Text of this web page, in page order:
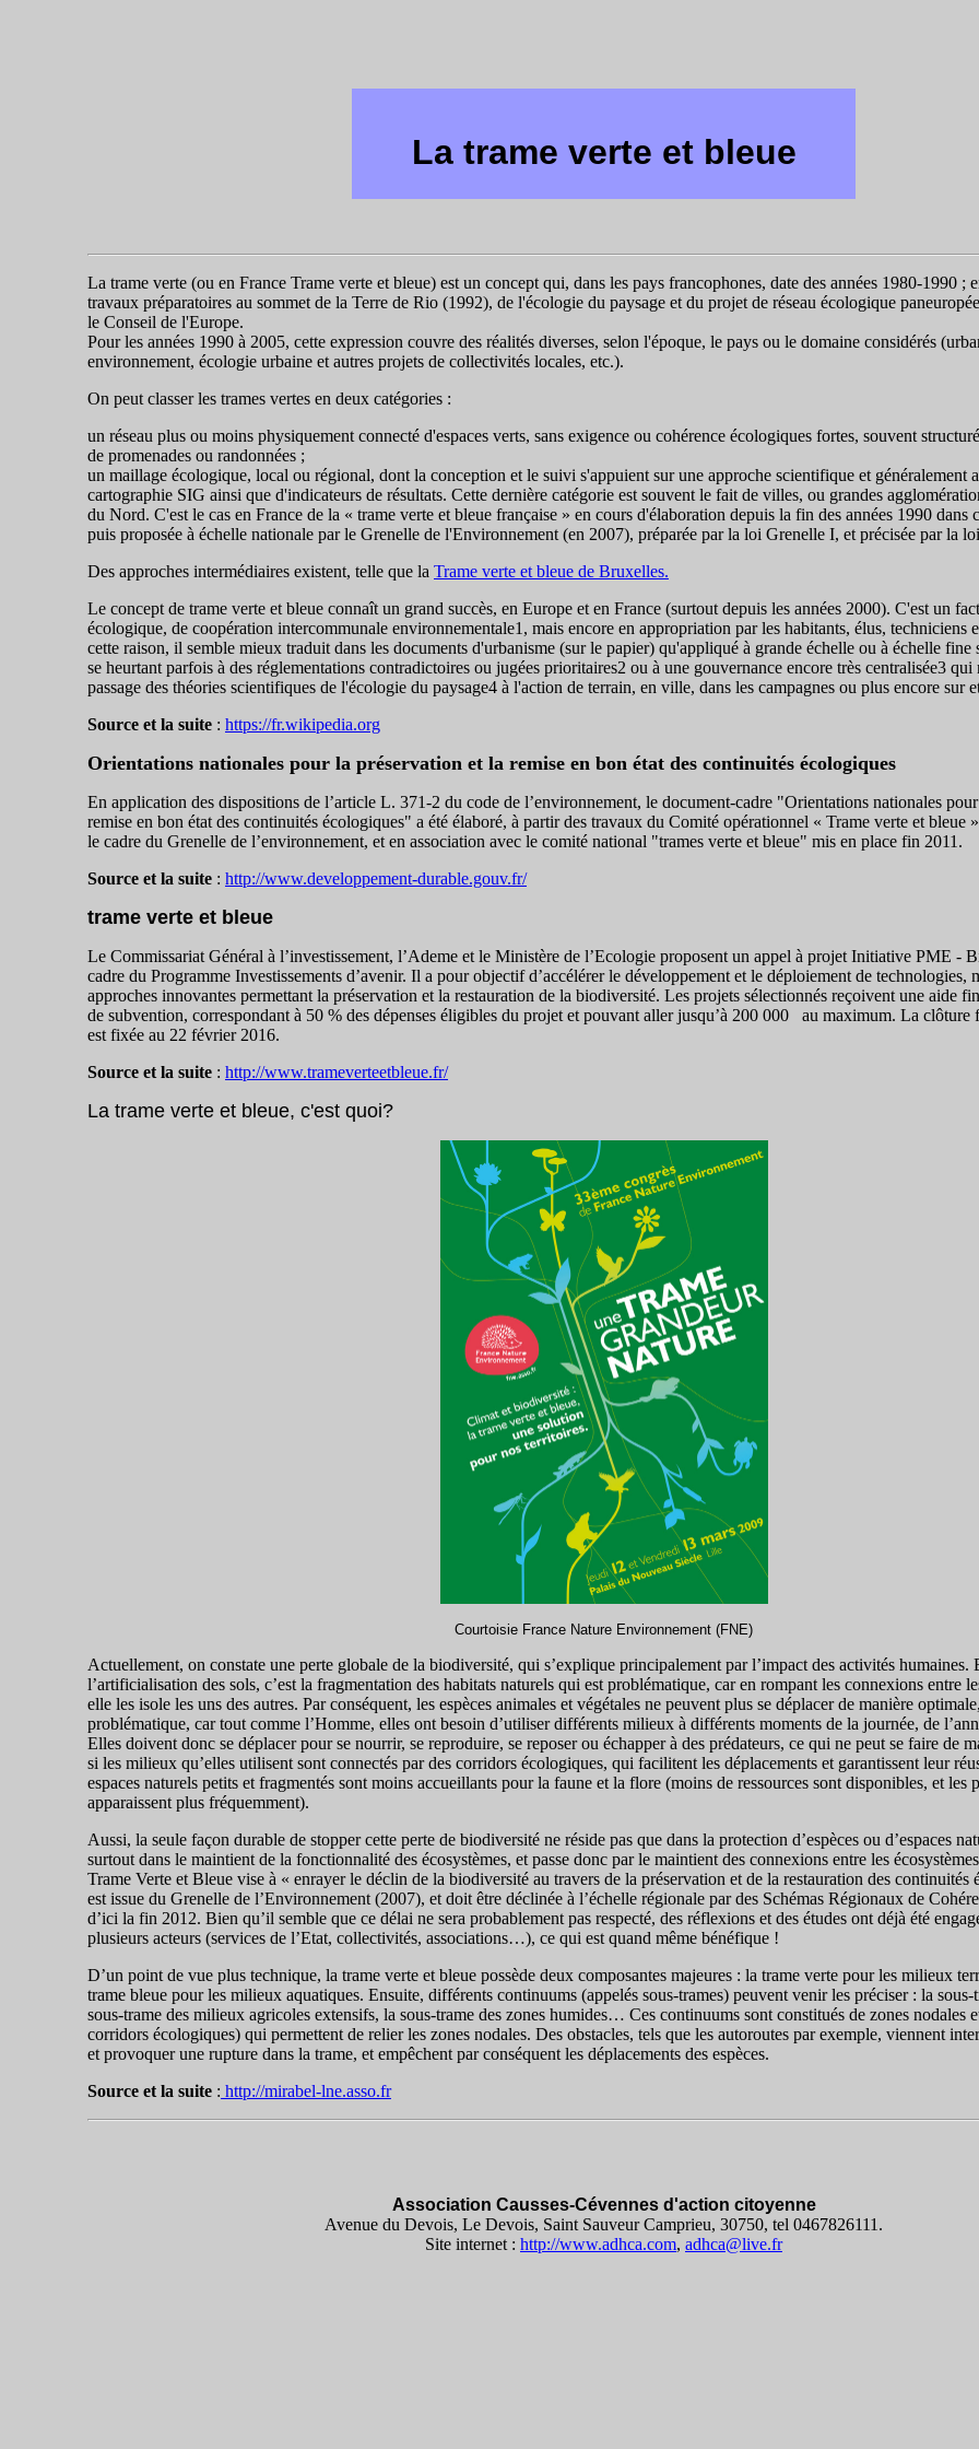
La trame verte et bleue
La trame verte (ou en France Trame verte et bleue) est un concept qui, dans les pays francophones, date des années 1980-1990 ;
travaux préparatoires au sommet de la Terre de Rio (1992), de l'écologie du paysage et du projet de réseau écologique
le Conseil de l'Europe.
Pour les années 1990 à 2005, cette expression couvre des réalités diverses, selon l'époque, le pays ou le domaine considérés
environnement, écologie urbaine et autres projets de collectivités locales, etc.).
On peut classer les trames vertes en deux catégories :
un réseau plus ou moins physiquement connecté d'espaces verts, sans exigence ou cohérence écologiques fortes, souvent
de promenades ou randonnées ;
un maillage écologique, local ou régional, dont la conception et le suivi s'appuient sur une approche scientifique et généralement
cartographie SIG ainsi que d'indicateurs de résultats. Cette dernière catégorie est souvent le fait de villes, ou grandes
du Nord. C'est le cas en France de la « trame verte et bleue française » en cours d'élaboration depuis la fin des années 1990 dans
puis proposée à échelle nationale par le Grenelle de l'Environnement (en 2007), préparée par la loi Grenelle I, et précisée par la
Des approches intermédiaires existent, telle que la Trame verte et bleue de Bruxelles.
Le concept de trame verte et bleue connaît un grand succès, en Europe et en France (surtout depuis les années 2000). C'est un
écologique, de coopération intercommunale environnementale1, mais encore en appropriation par les habitants, élus, techniciens
cette raison, il semble mieux traduit dans les documents d'urbanisme (sur le papier) qu'appliqué à grande échelle ou à échelle fine
se heurtant parfois à des réglementations contradictoires ou jugées prioritaires2 ou à une gouvernance encore très centralisée3
passage des théories scientifiques de l'écologie du paysage4 à l'action de terrain, en ville, dans les campagnes ou plus encore sur
Source et la suite : https://fr.wikipedia.org
Orientations nationales pour la préservation et la remise en bon état des continuités écologiques
En application des dispositions de l’article L. 371-2 du code de l’environnement, le document-cadre "Orientations nationales
remise en bon état des continuités écologiques" a été élaboré, à partir des travaux du Comité opérationnel « Trame verte et bleue
le cadre du Grenelle de l’environnement, et en association avec le comité national "trames verte et bleue" mis en place fin 2011.
Source et la suite : http://www.developpement-durable.gouv.fr/
trame verte et bleue
Le Commissariat Général à l’investissement, l’Ademe et le Ministère de l’Ecologie proposent un appel à projet Initiative PME -
cadre du Programme Investissements d’avenir. Il a pour objectif d’accélérer le développement et le déploiement de technologies,
approches innovantes permettant la préservation et la restauration de la biodiversité. Les projets sélectionnés reçoivent une aide
de subvention, correspondant à 50 % des dépenses éligibles du projet et pouvant aller jusqu’à 200 000 au maximum. La clôture
est fixée au 22 février 2016.
Source et la suite : http://www.trameverteetbleue.fr/
La trame verte et bleue, c'est quoi?
Courtoisie France Nature Environnement (FNE)
Actuellement, on constate une perte globale de la biodiversité, qui s’explique principalement par l’impact des activités humaines.
l’artificialisation des sols, c’est la fragmentation des habitats naturels qui est problématique, car en rompant les connexions entre
elle les isole les uns des autres. Par conséquent, les espèces animales et végétales ne peuvent plus se déplacer de manière
problématique, car tout comme l’Homme, elles ont besoin d’utiliser différents milieux à différents moments de la journée, de
Elles doivent donc se déplacer pour se nourrir, se reproduire, se reposer ou échapper à des prédateurs, ce qui ne peut se faire de
si les milieux qu’elles utilisent sont connectés par des corridors écologiques, qui facilitent les déplacements et garantissent leur
espaces naturels petits et fragmentés sont moins accueillants pour la faune et la flore (moins de ressources sont disponibles, et les
apparaissent plus fréquemment).
Aussi, la seule façon durable de stopper cette perte de biodiversité ne réside pas que dans la protection d’espèces ou d’espaces
surtout dans le maintient de la fonctionnalité des écosystèmes, et passe donc par le maintient des connexions entre les
Trame Verte et Bleue vise à « enrayer le déclin de la biodiversité au travers de la préservation et de la restauration des continuités
est issue du Grenelle de l’Environnement (2007), et doit être déclinée à l’échelle régionale par des Schémas Régionaux de
d’ici la fin 2012. Bien qu’il semble que ce délai ne sera probablement pas respecté, des réflexions et des études ont déjà été
plusieurs acteurs (services de l’Etat, collectivités, associations…), ce qui est quand même bénéfique !
D’un point de vue plus technique, la trame verte et bleue possède deux composantes majeures : la trame verte pour les milieux
trame bleue pour les milieux aquatiques. Ensuite, différents continuums (appelés sous-trames) peuvent venir les préciser : la sous-
sous-trame des milieux agricoles extensifs, la sous-trame des zones humides… Ces continuums sont constitués de zones nodales
corridors écologiques) qui permettent de relier les zones nodales. Des obstacles, tels que les autoroutes par exemple, viennent
et provoquer une rupture dans la trame, et empêchent par conséquent les déplacements des espèces.
Source et la suite : http://mirabel-lne.asso.fr
Association Causses-Cévennes d'action citoyenne
Avenue du Devois, Le Devois, Saint Sauveur Camprieu, 30750, tel 0467826111.
Site internet : http://www.adhca.com, adhca@live.fr